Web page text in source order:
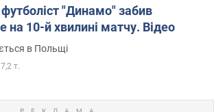
"Динамо" забив
на 10-й хвилині матчу. Відео
в Польщі
7,2 т.